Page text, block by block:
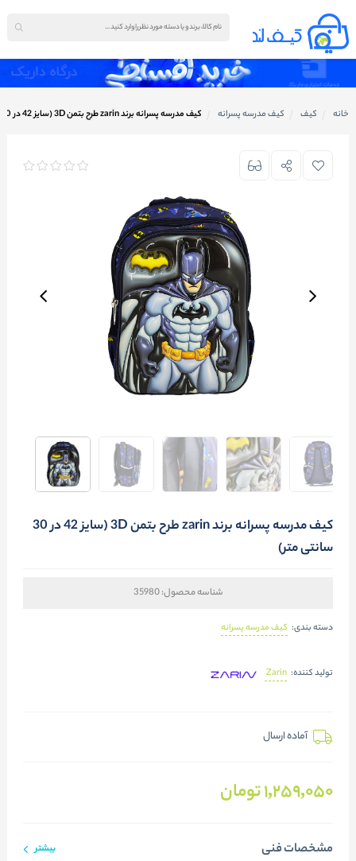
خانه کیف کیف مدرسه پسرانه کیف مدرسه پسرانه برند zarin طرح بتمن 3D (سایز 42 در 30 سانتی متر)
کیف مدرسه پسرانه برند zarin طرح بتمن 3D (سایز 42 در 30
سانتی متر)
شناسه محصول:35980
دسته بندی: کیف مدرسه پسرانه
تولید کننده: Zarin
آماده ارسال
1,259,050تومان
مشخصات فنی بیشتر